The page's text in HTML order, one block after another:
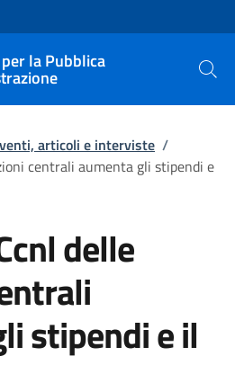
la Pubblica
Cerca
articoli e interviste /
centrali aumenta gli stipendi e
delle
stipendi e il